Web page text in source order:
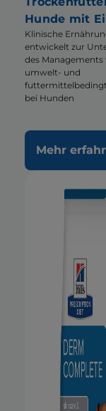
Hunde mit Ei
Klinische
entwickelt zur
des Managements
umwelt- und
bei Hunden
Mehr